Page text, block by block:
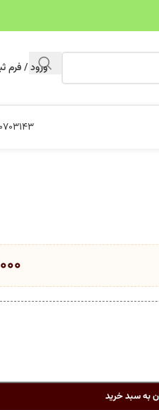
ورود / فرم
به سبد خرید